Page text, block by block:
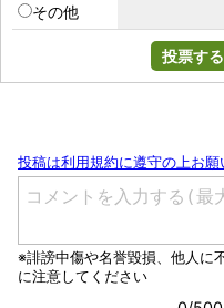
その他
投票する